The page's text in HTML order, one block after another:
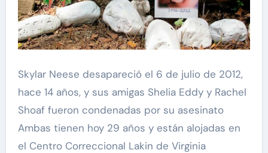
Skylar Neese desapareció el 6 de julio de 2012,
hace 14 años, y sus amigas Shelia Eddy y Rachel
Shoaf fueron condenadas por su asesinato
Ambas tienen hoy 29 años y están alojadas en
el Centro Correccional Lakin de Virginia